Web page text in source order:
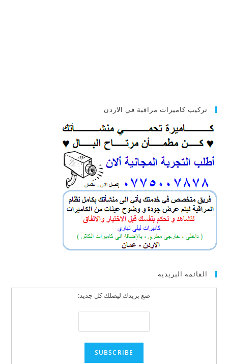
تركيب كاميرات مراقبة في الاردن
القائمه البريديه
ضع بريدك ليصلك كل جديد: